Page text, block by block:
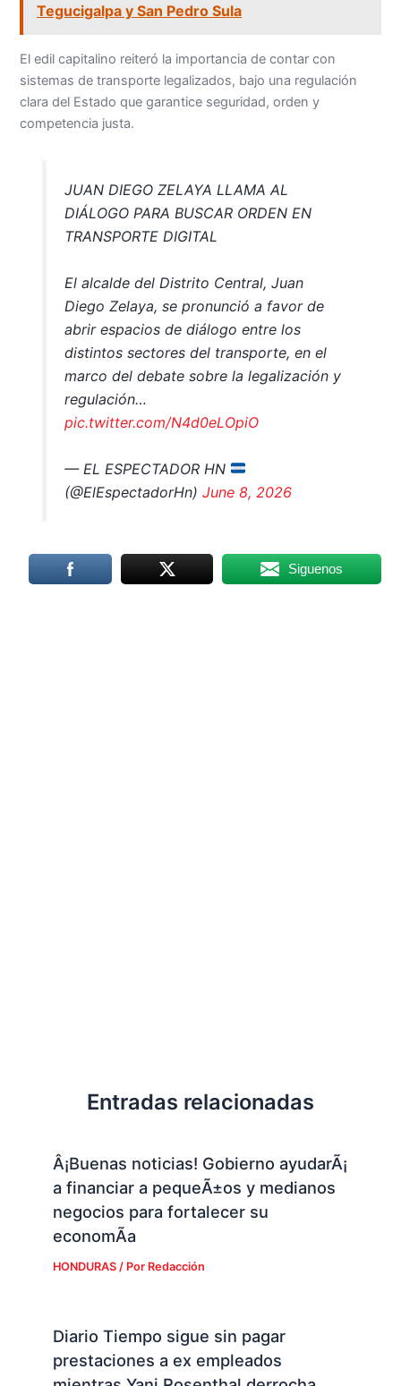
Tegucigalpa y San Pedro Sula
El edil capitalino reiteró la importancia de contar con
sistemas de transporte legalizados, bajo una regulación
clara del Estado que garantice seguridad, orden y
competencia justa.
JUAN DIEGO ZELAYA LLAMA AL
DIÁLOGO PARA BUSCAR ORDEN EN
TRANSPORTE DIGITAL
El alcalde del Distrito Central, Juan
Diego Zelaya, se pronunció a favor de
abrir espacios de diálogo entre los
distintos sectores del transporte, en el
marco del debate sobre la legalización y
regulación…
pic.twitter.com/N4d0eLOpiO
— EL ESPECTADOR HN
(@ElEspectadorHn) June 8, 2026
Siguenos
Entradas relacionadas
Â¡Buenas noticias! Gobierno ayudarÃ¡
a financiar a pequeÃ±os y medianos
negocios para fortalecer su
economÃ­a
HONDURAS/ Por Redacción
Diario Tiempo sigue sin pagar
prestaciones a ex empleados